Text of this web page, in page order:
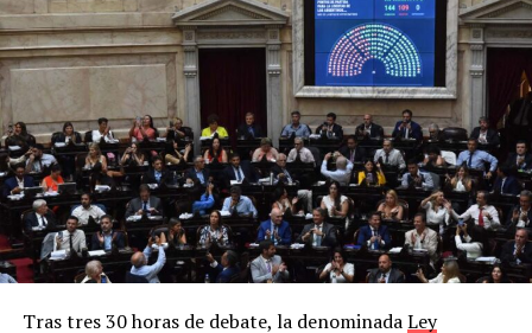
Tras tres 30 horas de debate, la denominadaLey